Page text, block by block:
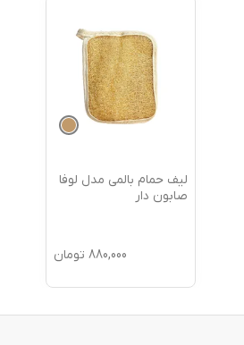
لیف حمام بالمی مدل لوفا
صابون دار
880,000 تومان